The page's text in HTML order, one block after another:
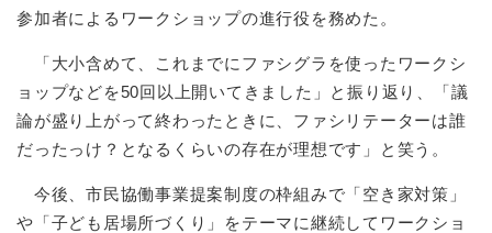
参加者によるワークショップの進行役を務めた。
「大小含めて、これまでにファシグラを使ったワークシ
ョップなどを50回以上開いてきました」と振り返り、「議
論が盛り上がって終わったときに、ファシリテーターは誰
だったっけ？となるくらいの存在が理想です」と笑う。
今後、市民協働事業提案制度の枠組みで「空き家対策」
や「子ども居場所づくり」をテーマに継続してワークショ